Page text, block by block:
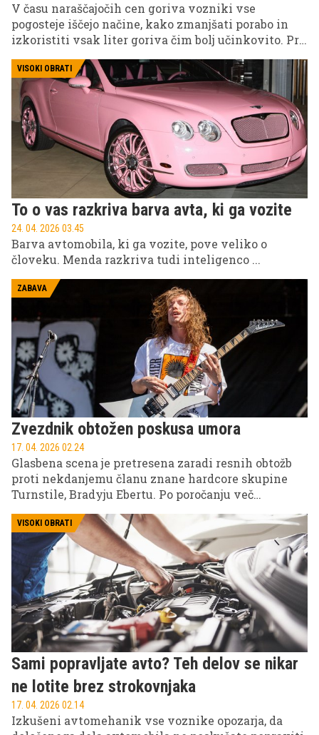
V času naraščajočih cen goriva vozniki vse
pogosteje iščejo načine, kako zmanjšati porabo in
izkoristiti vsak liter goriva čim bolj učinkovito. Pri
tem pa se pogosto pojavljajo različne tehnike
vožnje, ki naj bi bile varčne, zlasti pri vožnji po
klancu navzdol.
VISOKI OBRATI
To o vas razkriva barva avta, ki ga vozite
24. 04. 2026 03.45
Barva avtomobila, ki ga vozite, pove veliko o
človeku. Menda razkriva tudi inteligenco ...
ZABAVA
Zvezdnik obtožen poskusa umora
17. 04. 2026 02.24
Glasbena scena je pretresena zaradi resnih obtožb
proti nekdanjemu članu znane hardcore skupine
Turnstile, Bradyju Ebertu. Po poročanju več
incidentu, v katerem je bil hudo poškodovan oče
frontmana skupine Brendana Yatesa. Primer je
sprožil močne odzive v glasbeni skupnosti in širši
javnosti.
VISOKI OBRATI
Sami popravljate avto? Teh delov se nikar
ne lotite brez strokovnjaka
17. 04. 2026 02.14
Izkušeni avtomehanik vse voznike opozarja, da